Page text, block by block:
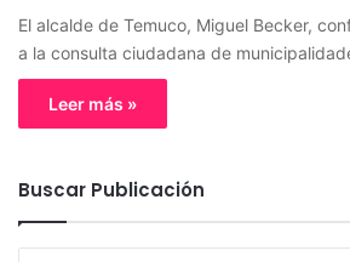
El alcalde de Temuco, Miguel Becker,
a la consulta ciudadana de
Leer más »
Buscar Publicación